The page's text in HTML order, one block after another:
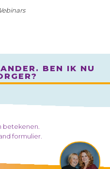
BEN IK NU
betekenen.
formulier.